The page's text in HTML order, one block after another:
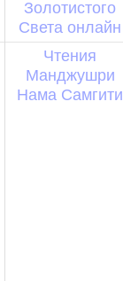
Золотистого
Света онлайн
Чтения
Манджушри
Нама Самгити